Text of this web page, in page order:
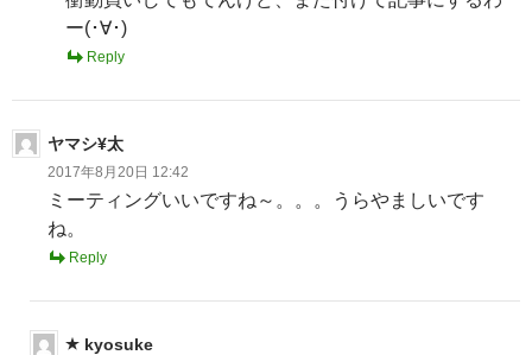
ー(･∀･)
Reply
ヤマシ¥太
2017年8月20日 12:42
ミーティングいいですね～。。。うらやましいです
ね。
Reply
kyosuke